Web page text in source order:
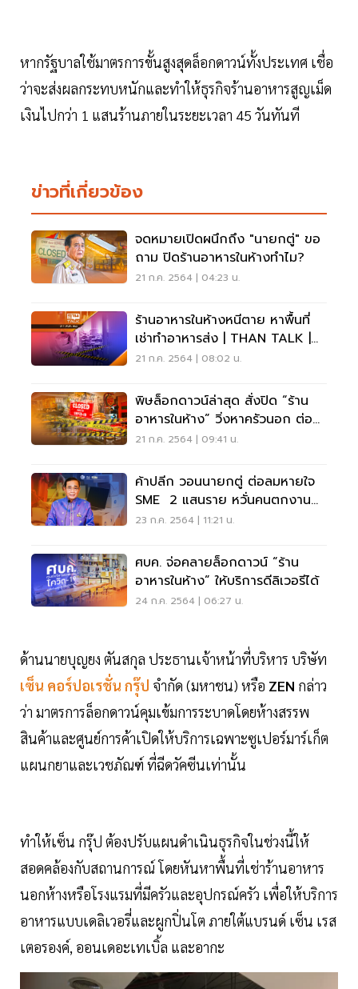
หากรัฐบาลใช้มาตรการขั้นสูงสุดล็อกดาวน์ทั้งประเทศ เชื่อ
ว่าจะส่งผลกระทบหนักและทำให้ธุรกิจร้านอาหารสูญเม็ด
เงินไปกว่า 1 แสนร้านภายในระยะเวลา 45 วันทันที
ข่าวที่เกี่ยวข้อง
จดหมายเปิดผนึกถึง "นายกตู่" ขอ
ถาม ปิดร้านอาหารในห้างทำไม?
21 ก.ค. 2564 | 04:23 น.
ร้านอาหารในห้างหนีตาย หาพื้นที่
เช่าทำอาหารส่ง | THAN TALK |
21 ก.ค.64
21 ก.ค. 2564 | 08:02 น.
พิษล็อกดาวน์ล่าสุด สั่งปิด “ร้าน
อาหารในห้าง” วิ่งหาครัวนอก ต่อ
ชีพธุรกิจ
21 ก.ค. 2564 | 09:41 น.
ค้าปลีก วอนนายกตู่ ต่อลมหายใจ
SME 2 แสนราย หวั่นคนตกงาน
1.5 ล้านคน
23 ก.ค. 2564 | 11:21 น.
ศบค. จ่อคลายล็อกดาวน์ “ร้าน
อาหารในห้าง” ให้บริการดีลิเวอรีได้
24 ก.ค. 2564 | 06:27 น.
ด้านนายบุญยง ตันสกุล ประธานเจ้าหน้าที่บริหาร บริษัท
เซ็น คอร์ปอเรชั่น กรุ๊ป จำกัด (มหาชน) หรือ ZEN กล่าว
ว่า มาตรการล็อกดาวน์คุมเข้มการระบาดโดยห้างสรรพ
สินค้าและศูนย์การค้าเปิดให้บริการเฉพาะซูเปอร์มาร์เก็ต
แผนกยาและเวชภัณฑ์ ที่ฉีดวัคซีนเท่านั้น
ทำให้เซ็น กรุ๊ป ต้องปรับแผนดำเนินธุรกิจในช่วงนี้ให้
สอดคล้องกับสถานการณ์ โดยหันหาพื้นที่เช่าร้านอาหาร
นอกห้างหรือโรงแรมที่มีครัวและอุปกรณ์ครัว เพื่อให้บริการ
อาหารแบบเดลิเวอรี่และผูกปิ่นโต ภายใต้แบรนด์ เซ็น เรส
เตอรองค์, ออนเดอะเทเบิ้ล และอากะ